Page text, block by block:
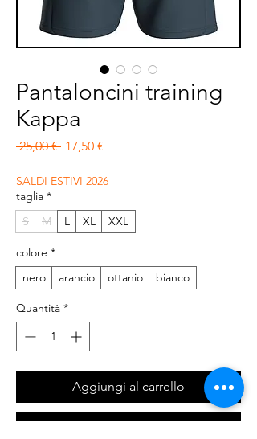
Pantaloncini training
Kappa
25,00 € Prezzo regolare
17,50 €
SALDI ESTIVI 2026
taglia *
S
M L XL XXL
colore *
nero
arancio ottanio bianco
Quantità *
Aggiungi al carrello